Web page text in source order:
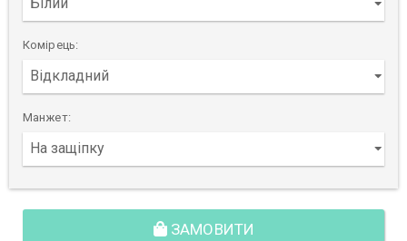
Комірець:
Манжет:
ЗАМОВИТИ